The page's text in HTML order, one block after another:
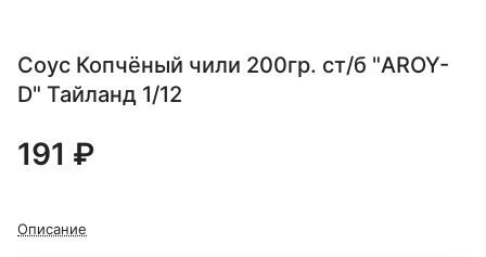
Соус Копчёный чили 200гр. ст/б "AROY-
D" Тайланд 1/12
191 ₽
Описание